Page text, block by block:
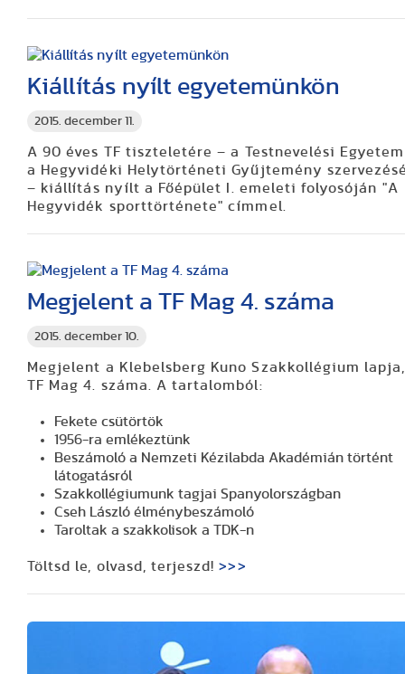
2015. december 11.
Kiállítás nyílt egyetemünkön
A 90 éves TF tiszteletére – a Testnevelési
a Hegyvidéki Helytörténeti Gyűjtemény
– kiállítás nyílt a Főépület I. emeleti folyosóján "A
Hegyvidék sporttörténete" címmel.
2015. december 10.
Megjelent a TF Mag 4. száma
Megjelent a Klebelsberg Kuno Szakkollégium
TF Mag 4. száma. A tartalomból:
Fekete csütörtök
1956-ra emlékeztünk
Beszámoló a Nemzeti Kézilabda Akadémián történt
látogatásról
Szakkollégiumunk tagjai Spanyolországban
Cseh László élménybeszámoló
Taroltak a szakkolisok a TDK-n
Töltsd le, olvasd, terjeszd!>>>